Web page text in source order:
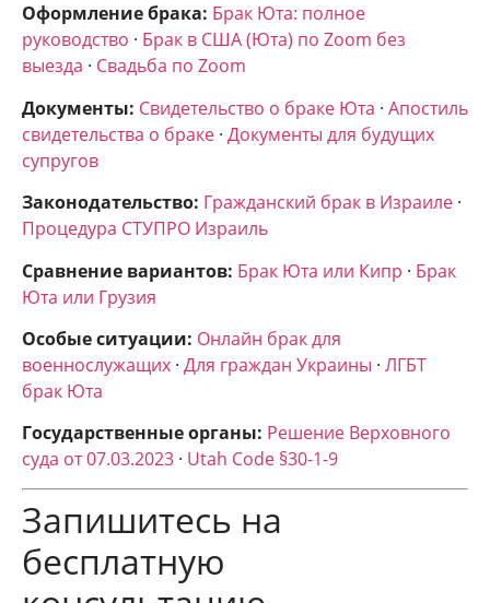
Оформление брака: Брак Юта: полное
руководство · Брак в США (Юта) по Zoom без
выезда · Свадьба по Zoom
Документы: Свидетельство о браке Юта · Апостиль
свидетельства о браке · Документы для будущих
супругов
Законодательство: Гражданский брак в Израиле ·
Процедура СТУПРО Израиль
Сравнение вариантов: Брак Юта или Кипр · Брак
Юта или Грузия
Особые ситуации: Онлайн брак для
военнослужащих · Для граждан Украины · ЛГБТ
брак Юта
Государственные органы: Решение Верховного
суда от 07.03.2023 · Utah Code §30-1-9
Запишитесь на
бесплатную